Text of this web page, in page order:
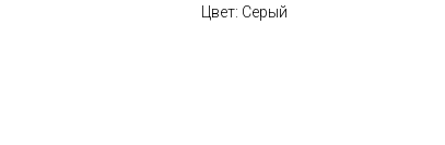
Цвет: Серый